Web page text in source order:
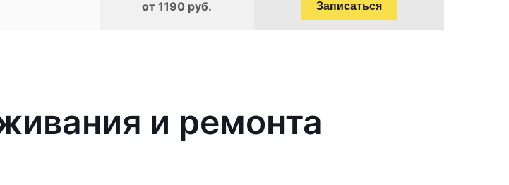
от 1190 руб. Записаться
и ремонта